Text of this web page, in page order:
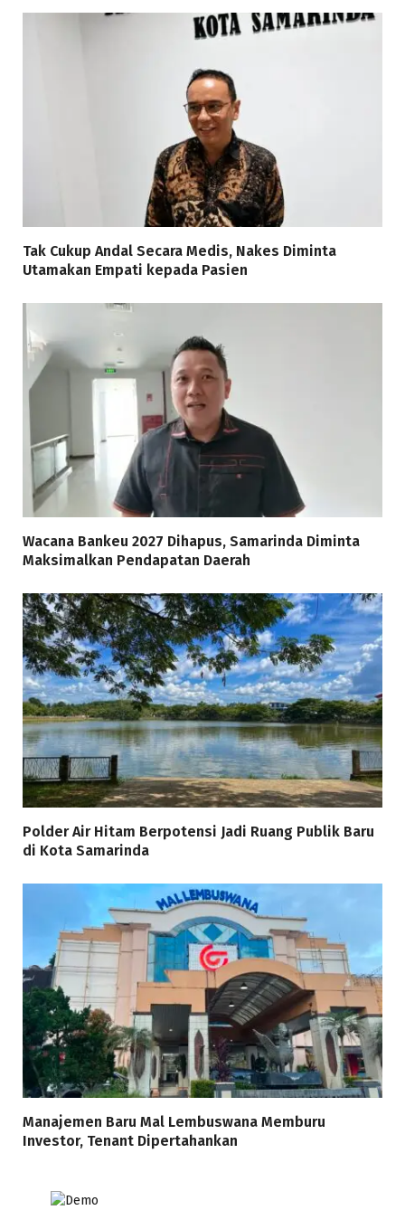
Tak Cukup Andal Secara Medis, Nakes Diminta
Utamakan Empati kepada Pasien
Wacana Bankeu 2027 Dihapus, Samarinda Diminta
Maksimalkan Pendapatan Daerah
Polder Air Hitam Berpotensi Jadi Ruang Publik Baru
di Kota Samarinda
Manajemen Baru Mal Lembuswana Memburu
Investor, Tenant Dipertahankan